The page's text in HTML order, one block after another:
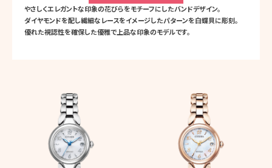
やさしくエレガントな印象の花びらをモチーフにしたバンドデザイン。
ダイヤモンドを配し繊細なレースをイメージしたパターンを白蝶貝に彫刻。
優れた視認性を確保した優雅で上品な印象のモデルです。